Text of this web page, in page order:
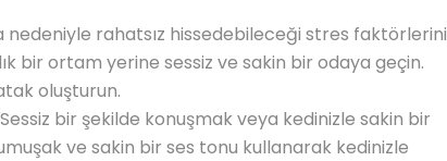
nedeniyle rahatsız hissedebileceği stres faktörlerini
bir ortam yerine sessiz ve sakin bir odaya geçin.
oluşturun.
bir şekilde konuşmak veya kedinizle sakin bir
ve sakin bir ses tonu kullanarak kedinizle